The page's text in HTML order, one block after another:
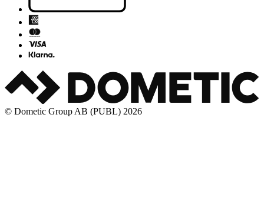
© Dometic Group AB (PUBL) 2026